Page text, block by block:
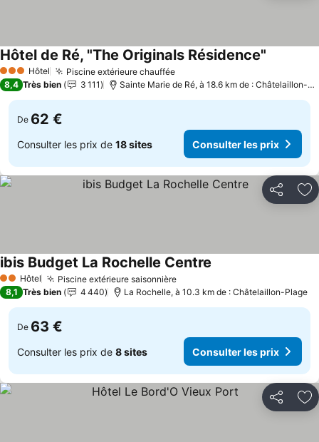
3 ÉtoilesHôtel Piscine extérieure chauffée
Hôtel de Ré, "The Originals Résidence"
8,4 Très bien 3 111 Sainte Marie de Ré, à 18.6 km de : Châtelaillon-Plage
De 62 €
Consulter les prix de 18 sites Consulter les prix
Partager
2 Étoiles
Hôtel Piscine extérieure saisonnière
ibis Budget La Rochelle Centre
8,1 Très bien 4 440 La Rochelle, à 10.3 km de : Châtelaillon-Plage
De 63 €
Consulter les prix de 8 sites Consulter les prix
Partager